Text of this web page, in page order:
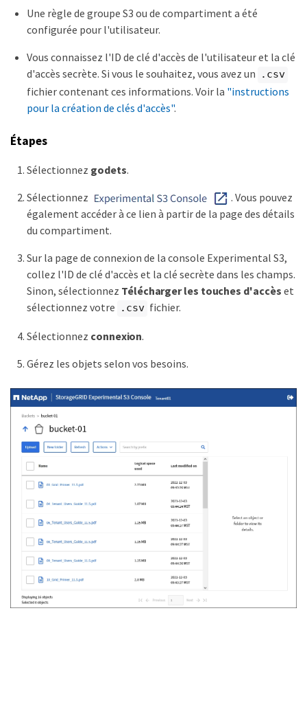
Une règle de groupe S3 ou de compartiment a été
configurée pour l'utilisateur.
Vous connaissez l'ID de clé d'accès de l'utilisateur et la clé
d'accès secrète. Si vous le souhaitez, vous avez un
.csv
fichier contenant ces informations. Voir la "instructions
pour la création de clés d'accès".
Étapes
Sélectionnez godets.
Sélectionnez
. Vous pouvez
également accéder à ce lien à partir de la page des détails
du compartiment.
Sur la page de connexion de la console Experimental S3,
collez l'ID de clé d'accès et la clé secrète dans les champs.
Sinon, sélectionnez Télécharger les touches d'accès et
sélectionnez votre
.csv fichier.
Sélectionnez connexion.
Gérez les objets selon vos besoins.